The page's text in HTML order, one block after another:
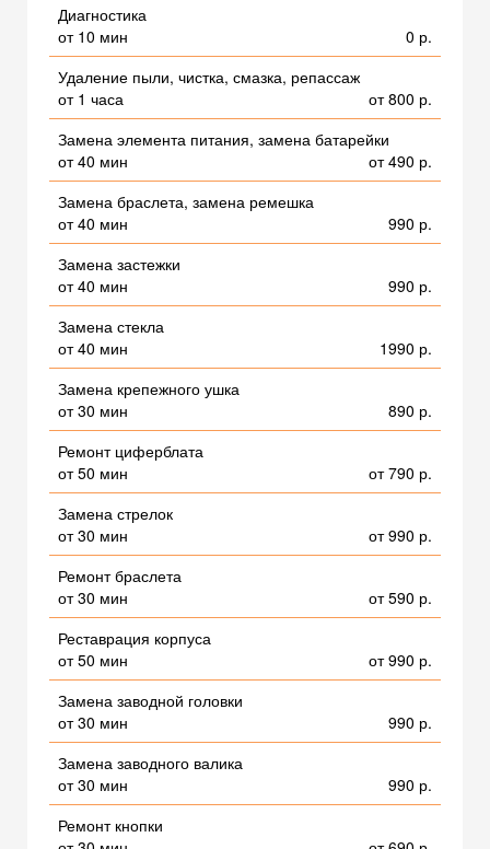
Диагностика
от 10 мин
0 р.
Удаление пыли, чистка, смазка, репассаж
от 1 часа
от 800 р.
Замена элемента питания, замена батарейки
от 40 мин
от 490 р.
Замена браслета, замена ремешка
от 40 мин
990 р.
Замена застежки
от 40 мин
990 р.
Замена стекла
от 40 мин
1990 р.
Замена крепежного ушка
от 30 мин
890 р.
Ремонт циферблата
от 50 мин
от 790 р.
Замена стрелок
от 30 мин
от 990 р.
Ремонт браслета
от 30 мин
от 590 р.
Реставрация корпуса
от 50 мин
от 990 р.
Замена заводной головки
от 30 мин
990 р.
Замена заводного валика
от 30 мин
990 р.
Ремонт кнопки